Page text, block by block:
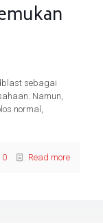
sebagai
Namun,
normal,
0 Read more